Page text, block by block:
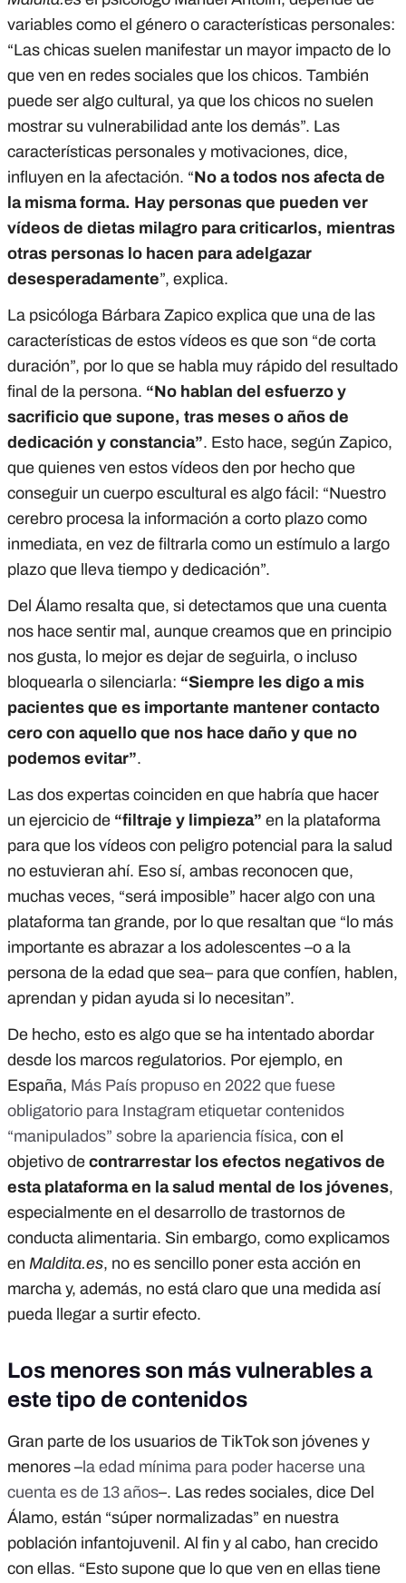
variables como el género o características personales:
“Las chicas suelen manifestar un mayor impacto de lo
que ven en redes sociales que los chicos. También
puede ser algo cultural, ya que los chicos no suelen
mostrar su vulnerabilidad ante los demás”. Las
características personales y motivaciones, dice,
influyen en la afectación. “No a todos nos afecta de
la misma forma. Hay personas que pueden ver
vídeos de dietas milagro para criticarlos, mientras
otras personas lo hacen para adelgazar
desesperadamente”, explica.
La psicóloga Bárbara Zapico explica que una de las
características de estos vídeos es que son “de corta
duración”, por lo que se habla muy rápido del resultado
final de la persona. “No hablan del esfuerzo y
sacrificio que supone, tras meses o años de
dedicación y constancia”. Esto hace, según Zapico,
que quienes ven estos vídeos den por hecho que
conseguir un cuerpo escultural es algo fácil: “Nuestro
cerebro procesa la información a corto plazo como
inmediata, en vez de filtrarla como un estímulo a largo
plazo que lleva tiempo y dedicación”.
Del Álamo resalta que, si detectamos que una cuenta
nos hace sentir mal, aunque creamos que en principio
nos gusta, lo mejor es dejar de seguirla, o incluso
bloquearla o silenciarla: “Siempre les digo a mis
pacientes que es importante mantener contacto
cero con aquello que nos hace daño y que no
podemos evitar”.
Las dos expertas coinciden en que habría que hacer
un ejercicio de “filtraje y limpieza” en la plataforma
para que los vídeos con peligro potencial para la salud
no estuvieran ahí. Eso sí, ambas reconocen que,
muchas veces, “será imposible” hacer algo con una
plataforma tan grande, por lo que resaltan que “lo más
importante es abrazar a los adolescentes –o a la
persona de la edad que sea– para que confíen, hablen,
aprendan y pidan ayuda si lo necesitan”.
De hecho, esto es algo que se ha intentado abordar
desde los marcos regulatorios. Por ejemplo, en
España, Más País propuso en 2022 que fuese
obligatorio para Instagram etiquetar contenidos
“manipulados” sobre la apariencia física, con el
objetivo de contrarrestar los efectos negativos de
esta plataforma en la salud mental de los jóvenes,
especialmente en el desarrollo de trastornos de
conducta alimentaria. Sin embargo, como explicamos
en Maldita.es, no es sencillo poner esta acción en
marcha y, además, no está claro que una medida así
pueda llegar a surtir efecto.
Los menores son más vulnerables a
este tipo de contenidos
Gran parte de los usuarios de TikTok son jóvenes y
menores – la edad mínima para poder hacerse una
cuenta es de 13 años–. Las redes sociales, dice Del
Álamo, están “súper normalizadas” en nuestra
población infantojuvenil. Al fin y al cabo, han crecido
con ellas. “Esto supone que lo que ven en ellas tiene